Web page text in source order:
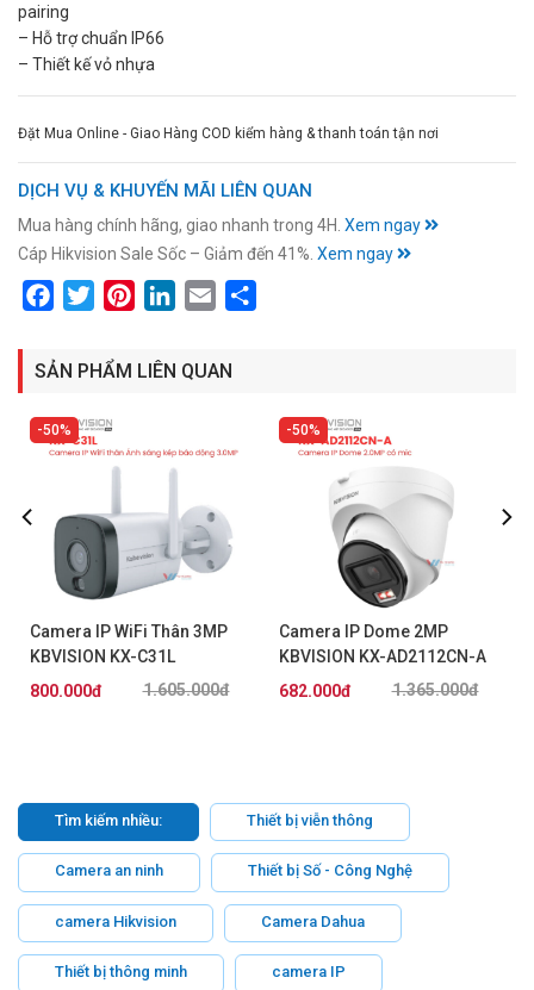
pairing
– Hỗ trợ chuẩn IP66
– Thiết kế vỏ nhựa
Đặt Mua Online - Giao Hàng COD kiểm hàng & thanh toán tận nơi
DỊCH VỤ & KHUYẾN MÃI LIÊN QUAN
Mua hàng chính hãng, giao nhanh trong 4H. Xem ngay
Cáp Hikvision Sale Sốc – Giảm đến 41%. Xem ngay
FacebookTwitterPinterestLinkedIn
Email
SẢN PHẨM LIÊN QUAN
50%
Camera IP WiFi Thân 3MP
KBVISION KX-C31L
1.605.000đ
800.000đ
50%
Camera IP Dome 2MP
KBVISION KX-AD2112CN-A
1.365.000đ
682.000đ
Tìm kiếm nhiều: Thiết bị viễn thông
Camera an ninh Thiết bị Số - Công Nghệ
camera Hikvision Camera Dahua
Thiết bị thông minh camera IP